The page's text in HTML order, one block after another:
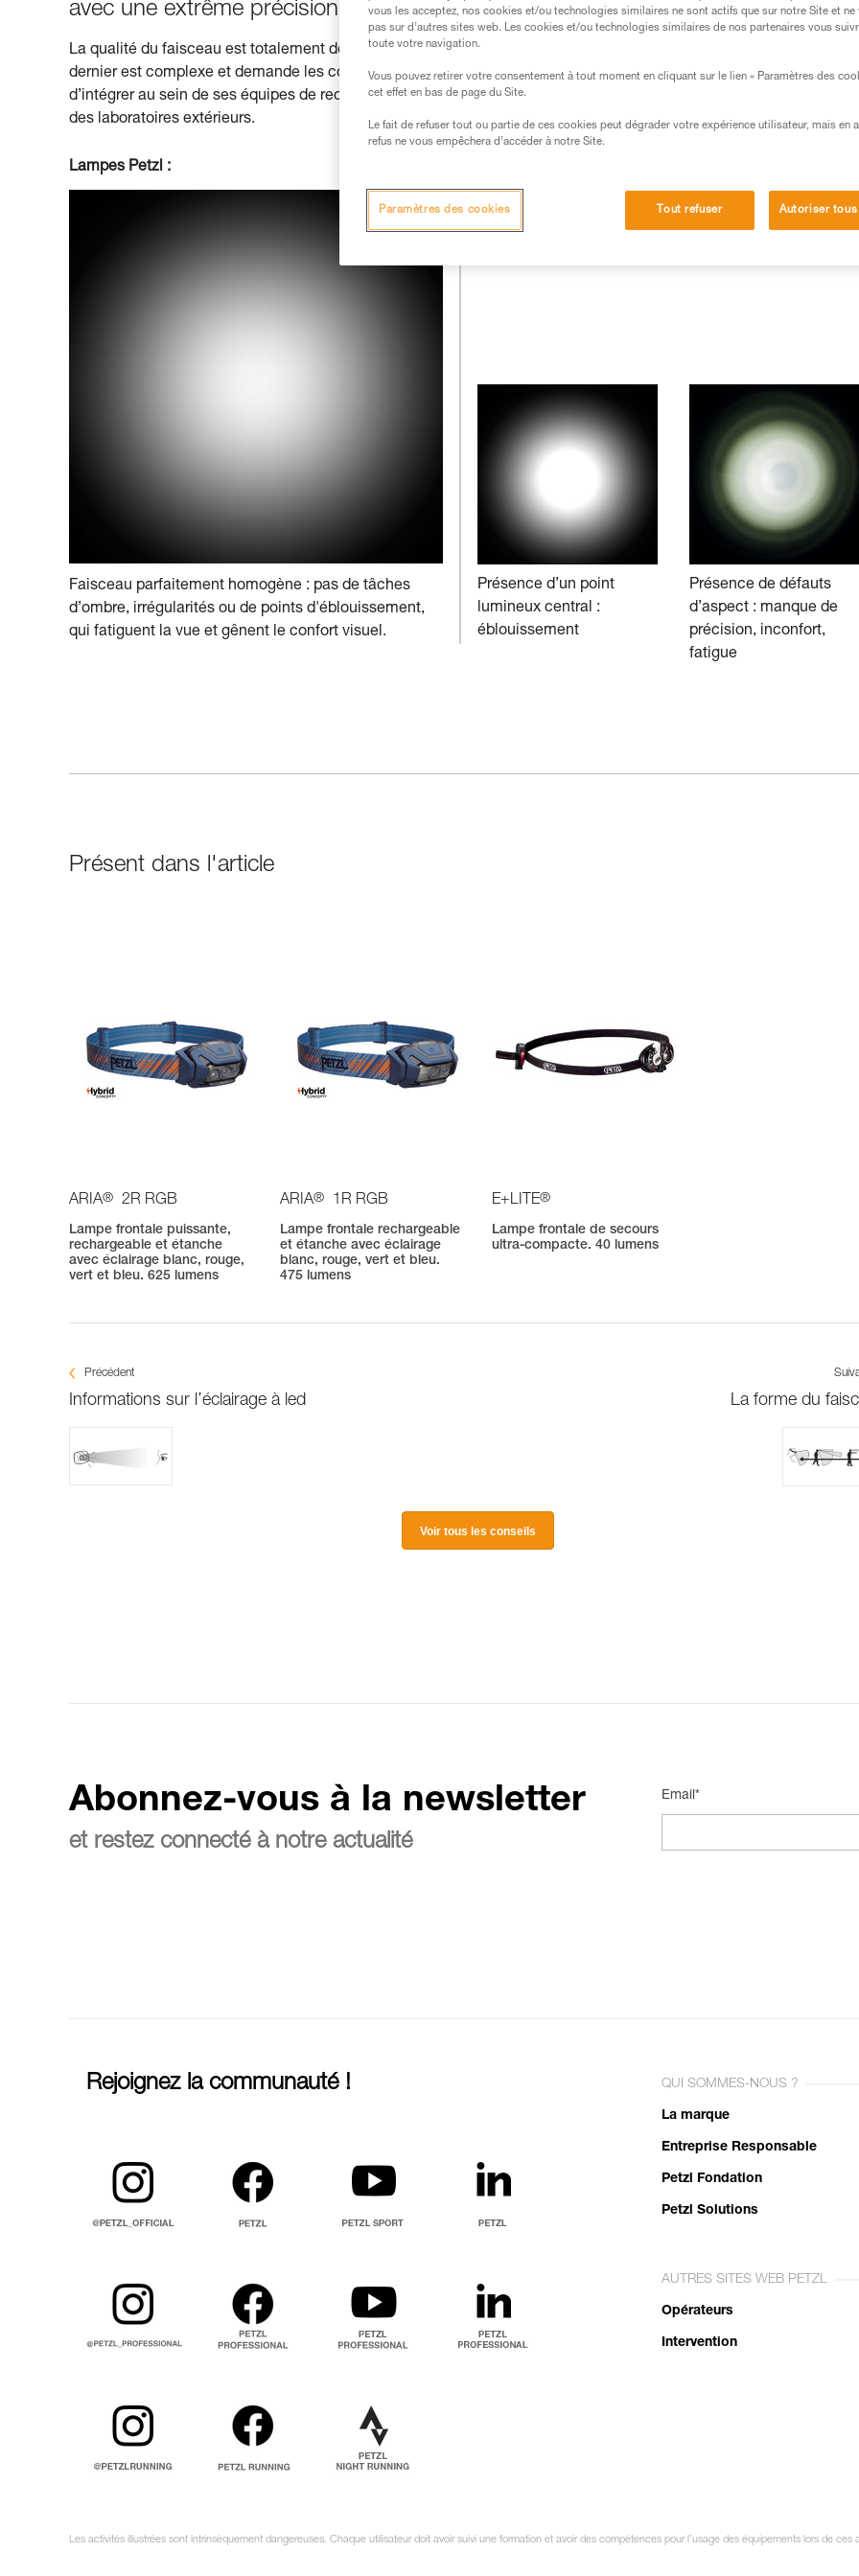
avec une extrême précision et sont dotées de composants d’excellente qualité.
La qualité du faisceau est totalement dépendante de celle des leds et du travail réalisé sur l’optique utilisée. Ce
dernier est complexe et demande les connaissances d’ingénieur en optique. Petzl à fait le choix, depuis
d’intégrer au sein de ses équipes de recherche ces compétences et travaille également en étroite collaboration
des laboratoires extérieurs.
Lampes Petzl :
Faisceau parfaitement homogène : pas de tâches
d’ombre, irrégularités ou de points d'éblouissement,
qui fatiguent la vue et gênent le confort visuel.
Présence d’un point
lumineux central :
éblouissement
Présence de défauts
d’aspect : manque de
précision, inconfort,
fatigue
Présent dans l'article
ARIA® 2R RGB
Lampe frontale puissante,
rechargeable et étanche
avec éclairage blanc, rouge,
vert et bleu. 625 lumens
ARIA® 1R RGB
Lampe frontale rechargeable
et étanche avec éclairage
blanc, rouge, vert et bleu.
475 lumens
E+LITE®
Lampe frontale de secours
ultra-compacte. 40 lumens
Précédent
Informations sur l’éclairage à led La forme du
Voir tous les conseils
Abonnez-vous à la newsletter
et restez connecté à notre actualité
Email*
Rejoignez la communauté ! QUI SOMMES-NOUS ?
La marque
Entreprise Responsable
Petzl Fondation
Petzl Solutions
AUTRES SITES WEB PETZL
Opérateurs
Intervention
Les activités illustrées sont intrinsèquement dangereuses. Chaque utilisateur doit avoir suivi une formation et avoir des compétences pour l’usage des équipements lors de
vous les acceptez, nos cookies et/ou technologies similaires ne sont actifs que sur notre Site et ne
pas sur d’autres sites web. Les cookies et/ou technologies similaires de nos partenaires vous
toute votre navigation.
Vous pouvez retirer votre consentement à tout moment en cliquant sur le lien « Paramètres des
cet effet en bas de page du Site.
Le fait de refuser tout ou partie de ces cookies peut dégrader votre expérience utilisateur, mais en
refus ne vous empêchera d’accéder à notre Site.
Tout refuser Autoriser
Paramètres des cookies